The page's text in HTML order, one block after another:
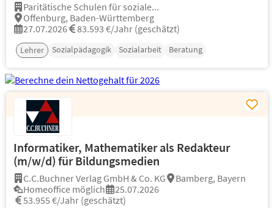
Paritätische Schulen für soziale...
Offenburg, Baden-Württemberg
27.07.2026
83.593 €/Jahr (geschätzt)
Lehrer Sozialpädagogik Sozialarbeit Beratung
Informatiker, Mathematiker als Redakteur
(m/w/d) für Bildungsmedien
C.C.Buchner Verlag GmbH & Co. KG
Bamberg, Bayern
Homeoffice möglich
25.07.2026
53.955 €/Jahr (geschätzt)